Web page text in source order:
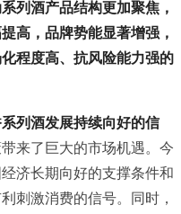
列酒产品结构更加聚焦，
高，品牌势能显著增强，
程度高、抗风险能力强的
列酒发展持续向好的信
来了巨大的市场机遇。今
济长期向好的支撑条件和
刺激消费的信号。同时，